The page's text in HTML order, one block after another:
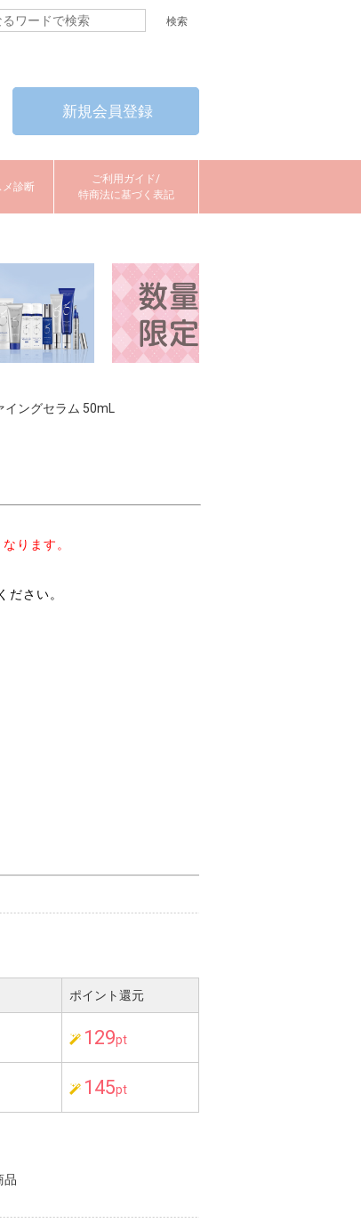
新規会員登録
メ診断
ご利用ガイド/
特商法に基づく表記
イングセラム 50mL
ります。
ださい。
ポイント還元
129pt
145pt
品